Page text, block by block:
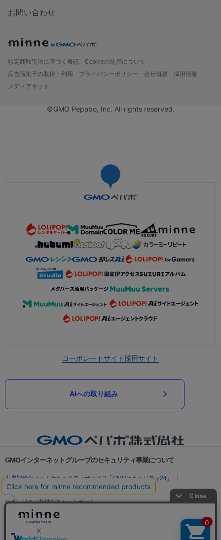
お問い合わせ
特定商取引法に基づく表記
Cookieの使用について
広告識別子の取得・利用
プライバシーポリシー 会社概要
採用情報
メディアキット
©GMO Pepabo, Inc. All rights reserved.
コーポレートサイト採用サイト
AIへの取り組み
GMOインターネットグループのセキュリティ事業について
世界初総合ネットセキュリティサービス「GMOセキュリティ24」
パスワード漏洩診断
Webサイトリスク診断
セキュリティ相談AIチャットボット
実在証明・盗聴対策